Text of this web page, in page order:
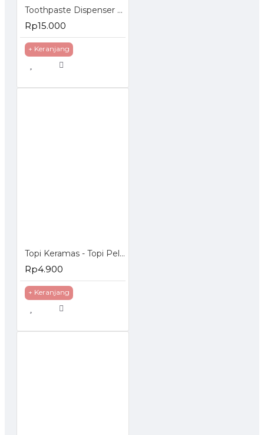
Toothpaste Dispenser - Dispenser Odol
Rp15.000
+ Keranjang
Topi Keramas - Topi Pelindung Mata Anak Saat Keramas dengan kancing
Rp4.900
+ Keranjang